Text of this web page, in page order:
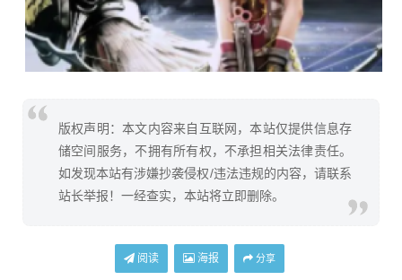
版权声明：本文内容来自互联网，本站仅提供信息存
储空间服务，不拥有所有权，不承担相关法律责任。
如发现本站有涉嫌抄袭侵权/违法违规的内容，请联系
站长举报！一经查实，本站将立即删除。
阅读 海报 分享